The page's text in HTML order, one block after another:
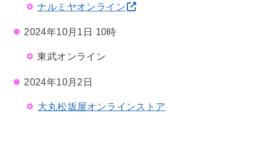
ナルミヤオンライン
2024年10月1日 10時
東武オンライン
2024年10月2日
大丸松坂屋オンラインストア